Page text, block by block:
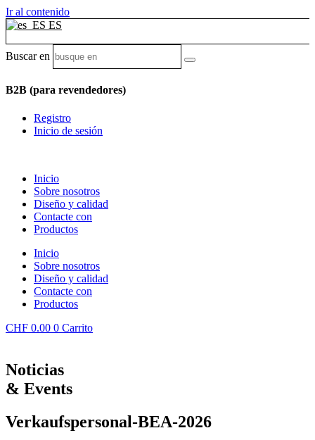
Ir al contenido
ES
Buscar en
B2B (para revendedores)
Registro
Inicio de sesión
Inicio
Sobre nosotros
Diseño y calidad
Contacte con
Productos
Inicio
Sobre nosotros
Diseño y calidad
Contacte con
Productos
CHF 0.00 0 Carrito
Noticias
& Events
Verkaufspersonal-BEA-2026